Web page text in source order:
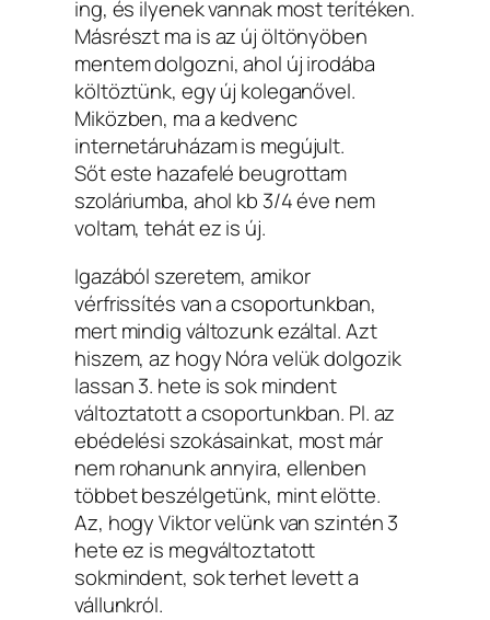
ing, és ilyenek vannak most terítéken.
Másrészt ma is az új öltönyöben
mentem dolgozni, ahol új irodába
költöztünk, egy új koleganővel.
Miközben, ma a kedvenc
internetáruházam is megújult.
Sőt este hazafelé beugrottam
szoláriumba, ahol kb 3/4 éve nem
voltam, tehát ez is új.
Igazából szeretem, amikor
vérfrissítés van a csoportunkban,
mert mindig változunk ezáltal. Azt
hiszem, az hogy Nóra velük dolgozik
lassan 3. hete is sok mindent
változtatott a csoportunkban. Pl. az
ebédelési szokásainkat, most már
nem rohanunk annyira, ellenben
többet beszélgetünk, mint elötte.
Az, hogy Viktor velünk van szintén 3
hete ez is megváltoztatott
sokmindent, sok terhet levett a
vállunkról.